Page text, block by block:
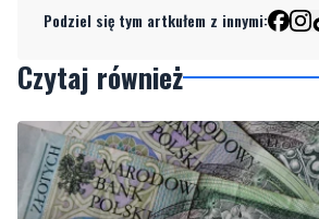
Podziel się tym artkułem z innymi:
Czytaj również